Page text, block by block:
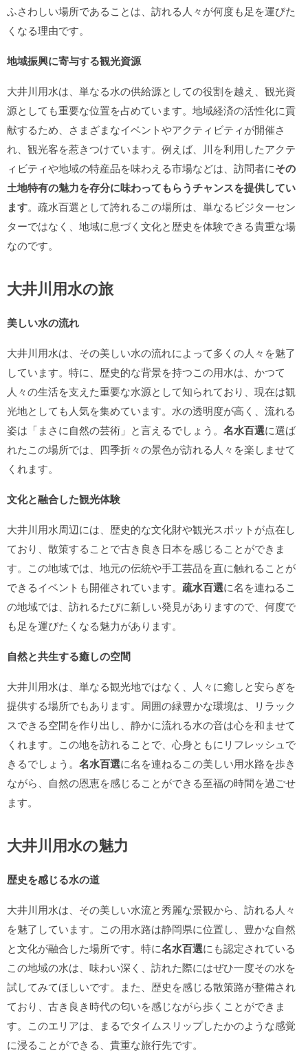
ふさわしい場所であることは、訪れる人々が何度も足を運びた
くなる理由です。
地域振興に寄与する観光資源
大井川用水は、単なる水の供給源としての役割を越え、観光資
源としても重要な位置を占めています。地域経済の活性化に貢
献するため、さまざまなイベントやアクティビティが開催さ
れ、観光客を惹きつけています。例えば、川を利用したアクテ
ィビティや地域の特産品を味わえる市場などは、訪問者にその
土地特有の魅力を存分に味わってもらうチャンスを提供してい
ます。疏水百選として誇れるこの場所は、単なるビジターセン
ターではなく、地域に息づく文化と歴史を体験できる貴重な場
なのです。
大井川用水の旅
美しい水の流れ
大井川用水は、その美しい水の流れによって多くの人々を魅了
しています。特に、歴史的な背景を持つこの用水は、かつて
人々の生活を支えた重要な水源として知られており、現在は観
光地としても人気を集めています。水の透明度が高く、流れる
姿は「まさに自然の芸術」と言えるでしょう。 名水百選に選ば
れたこの場所では、四季折々の景色が訪れる人々を楽しませて
くれます。
文化と融合した観光体験
大井川用水周辺には、歴史的な文化財や観光スポットが点在し
ており、散策することで古き良き日本を感じることができま
す。この地域では、地元の伝統や手工芸品を直に触れることが
できるイベントも開催されています。 疏水百選に名を連ねるこ
の地域では、訪れるたびに新しい発見がありますので、何度で
も足を運びたくなる魅力があります。
自然と共生する癒しの空間
大井川用水は、単なる観光地ではなく、人々に癒しと安らぎを
提供する場所でもあります。周囲の緑豊かな環境は、リラック
スできる空間を作り出し、静かに流れる水の音は心を和ませて
くれます。この地を訪れることで、心身ともにリフレッシュで
きるでしょう。 名水百選に名を連ねるこの美しい用水路を歩き
ながら、自然の恩恵を感じることができる至福の時間を過ごせ
ます。
大井川用水の魅力
歴史を感じる水の道
大井川用水は、その美しい水流と秀麗な景観から、訪れる人々
を魅了しています。この用水路は静岡県に位置し、豊かな自然
と文化が融合した場所です。特に名水百選にも認定されている
この地域の水は、味わい深く、訪れた際にはぜひ一度その水を
試してみてほしいです。また、歴史を感じる散策路が整備され
ており、古き良き時代の匂いを感じながら歩くことができま
す。このエリアは、まるでタイムスリップしたかのような感覚
に浸ることができる、貴重な旅行先です。